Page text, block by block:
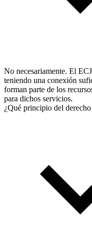
No necesariamente. El
teniendo una conexión
forman parte de los
para dichos servicios.
¿Qué principio del